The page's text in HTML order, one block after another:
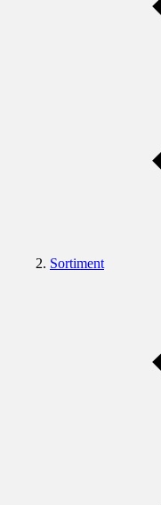
Sortiment